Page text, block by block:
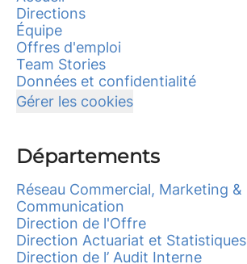
Directions
Équipe
Offres d'emploi
Team Stories
Données et confidentialité
Gérer les cookies
Départements
Réseau Commercial, Marketing &
Communication
Direction de l'Offre
Direction Actuariat et Statistiques
Direction de l’ Audit Interne